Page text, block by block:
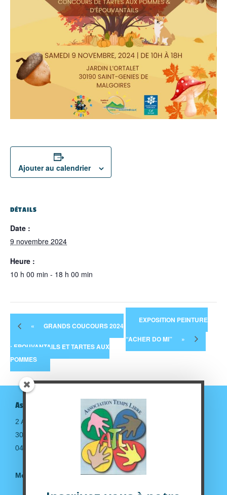
Ajouter au calendrier
DÉTAILS
Date :
9 novembre 2024
Heure :
10 h 00 min - 18 h 00 min
« GRANDS COUCOURS 2024
: EPOUVANTAILS ET TARTES AUX
POMMES
EXPOSITION PEINTURE
“ACHER DO MI” »
Association Temps Libre
2 Avenue de la gare
30190 Saint-Geniès de Malgoirès
04.66.63.14.36
Mentions légales